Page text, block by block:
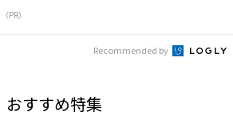
（PR）
Recommended by
おすすめ特集